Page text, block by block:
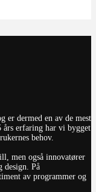
er dermed en av de mest
års erfaring har vi bygget
behov.
men også innovatører
design. På
av programmer og